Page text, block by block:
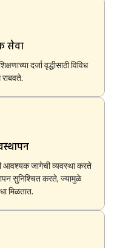
सेवा
दर्जा वृद्धीसाठी विविध
आवश्यक जागेची व्यवस्था करते
सुनिश्चित करते, ज्यामुळे
मिळतात.